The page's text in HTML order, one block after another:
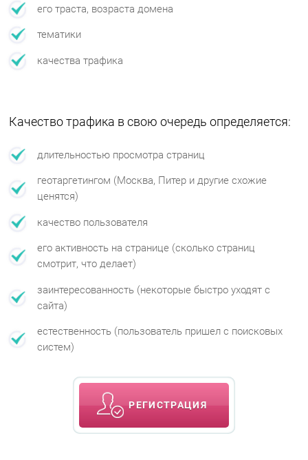
его траста, возраста домена
тематики
качества трафика
Качество трафика в свою очередь определяется:
длительностью просмотра страниц
геотаргетингом (Москва, Питер и другие схожие
ценятся)
качество пользователя
его активность на странице (сколько страниц
смотрит, что делает)
заинтересованность (некоторые быстро уходят с
сайта)
естественность (пользователь пришел с поисковых
систем)
РЕГИСТРАЦИЯ